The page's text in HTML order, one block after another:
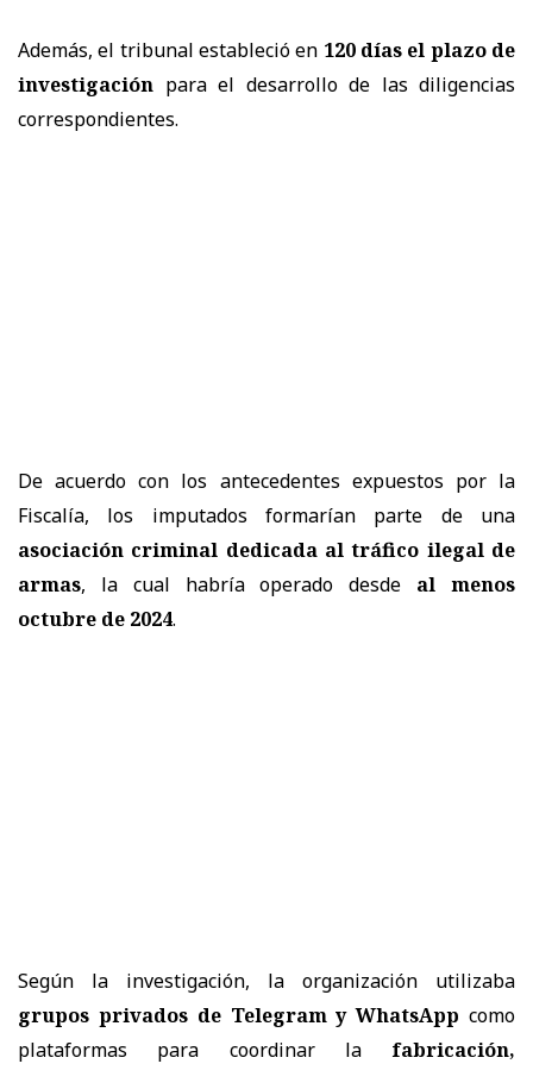
Además, el tribunal estableció en 120 días el plazo de
investigación para el desarrollo de las diligencias
correspondientes.
De acuerdo con los antecedentes expuestos por la
Fiscalía, los imputados formarían parte de una
asociación criminal dedicada al tráfico ilegal de
armas, la cual habría operado desde al menos
octubre de 2024.
Según la investigación, la organización utilizaba
grupos privados de Telegram y WhatsApp como
plataformas para coordinar la fabricación,